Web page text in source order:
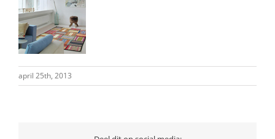
april 25th, 2013